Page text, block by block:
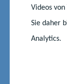
Videos
Sie daher
Analytics.
Räumen
beginnen ab 11
Petermännchen
Oldenburg und